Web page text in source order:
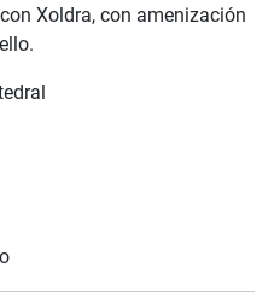
Xoldra, con amenización